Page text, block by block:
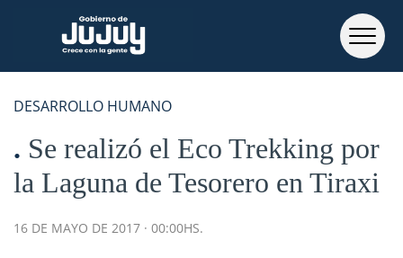
DESARROLLO HUMANO
Se realizó el Eco Trekking por
la Laguna de Tesorero en Tiraxi
16 DE MAYO DE 2017 · 00:00HS.